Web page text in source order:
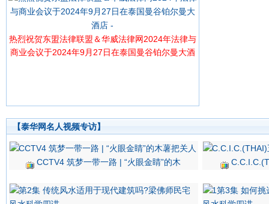
热烈祝贺东盟法律联盟＆华威法律网2024年法律与
商业会议于2024年9月27日在泰国曼谷铂尔曼大酒
【泰华网名人视频专访】
CCTV4 筑梦一带一路 | “火眼金睛”的木